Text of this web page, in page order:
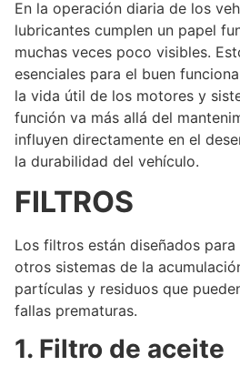
En la operación diaria de los
lubricantes cumplen un papel
muchas veces poco visibles.
esenciales para el buen
la vida útil de los motores y
función va más allá del
influyen directamente en el
la durabilidad del vehículo.
FILTROS
Los filtros están diseñados
otros sistemas de la
partículas y residuos que
fallas prematuras.
1. Filtro de aceite